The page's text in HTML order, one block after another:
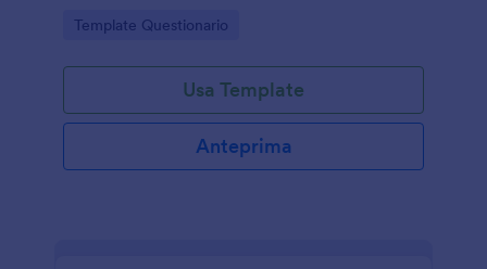
basate sulla raccolta dati.
Go to Category:
Template Questionario
Usa Template
Anteprima